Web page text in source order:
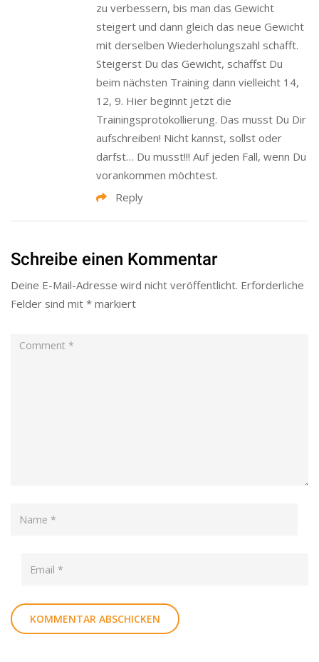
zu verbessern, bis man das Gewicht
steigert und dann gleich das neue Gewicht
mit derselben Wiederholungszahl schafft.
Steigerst Du das Gewicht, schaffst Du
beim nächsten Training dann vielleicht 14,
12, 9. Hier beginnt jetzt die
Trainingsprotokollierung. Das musst Du Dir
aufschreiben! Nicht kannst, sollst oder
darfst… Du musst!!! Auf jeden Fall, wenn Du
vorankommen möchtest.
Reply
Schreibe einen Kommentar
Deine E-Mail-Adresse wird nicht veröffentlicht. Erforderliche
Felder sind mit * markiert